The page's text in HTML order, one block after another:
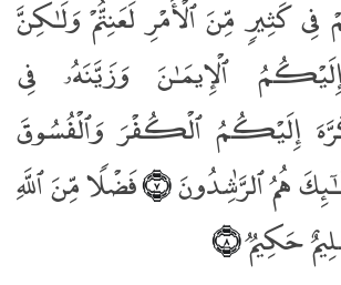
كَثِيرٍۢ مِّنَ ٱلْأَمْرِ لَعَنِتُّمْ وَلَـٰكِنَّ
ٱلْإِيمَـٰنَ وَزَيَّنَهُۥ فِى
إِلَيْكُمُ ٱلْكُفْرَ وَٱلْفُسُوقَ
هُمُ ٱلرَّٰشِدُونَ﴿٧﴾ فَضْلًۭا مِّنَ ٱللَّهِ
حَكِيمٌۭ﴿٨﴾